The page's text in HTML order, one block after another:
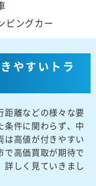
ピングカー
やすいトラ
距離などの様々な要
条件に関わらず、中
は高値が付きやすい
で高価買取が期待で
詳しく見ていきまし